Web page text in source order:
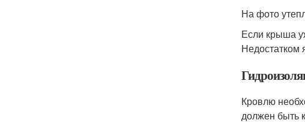
На фото
Если крыша
Недостатком
Кровлю
должен быть